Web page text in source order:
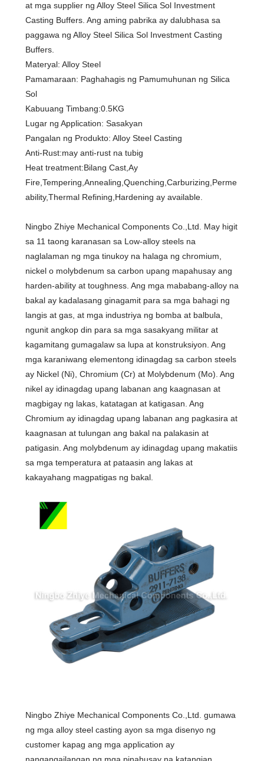
at mga supplier ng Alloy Steel Silica Sol Investment
Casting Buffers. Ang aming pabrika ay dalubhasa sa
paggawa ng Alloy Steel Silica Sol Investment Casting
Buffers.
Materyal: Alloy Steel
Pamamaraan: Paghahagis ng Pamumuhunan ng Silica
Sol
Kabuuang Timbang:0.5KG
Lugar ng Application: Sasakyan
Pangalan ng Produkto: Alloy Steel Casting
Anti-Rust:may anti-rust na tubig
Heat treatment:Bilang Cast,Ay
Fire,Tempering,Annealing,Quenching,Carburizing,Perme
ability,Thermal Refining,Hardening ay available.
Ningbo Zhiye Mechanical Components Co.,Ltd. May higit
sa 11 taong karanasan sa Low-alloy steels na
naglalaman ng mga tinukoy na halaga ng chromium,
nickel o molybdenum sa carbon upang mapahusay ang
harden-ability at toughness. Ang mga mababang-alloy na
bakal ay kadalasang ginagamit para sa mga bahagi ng
langis at gas, at mga industriya ng bomba at balbula,
ngunit angkop din para sa mga sasakyang militar at
kagamitang gumagalaw sa lupa at konstruksiyon. Ang
mga karaniwang elementong idinagdag sa carbon steels
ay Nickel (Ni), Chromium (Cr) at Molybdenum (Mo). Ang
nikel ay idinagdag upang labanan ang kaagnasan at
magbigay ng lakas, katatagan at katigasan. Ang
Chromium ay idinagdag upang labanan ang pagkasira at
kaagnasan at tulungan ang bakal na palakasin at
patigasin. Ang molybdenum ay idinagdag upang makatiis
sa mga temperatura at pataasin ang lakas at
kakayahang magpatigas ng bakal.
Ningbo Zhiye Mechanical Components Co.,Ltd. gumawa
ng mga alloy steel casting ayon sa mga disenyo ng
customer kapag ang mga application ay
nangangailangan ng mga pinahusay na katangian.